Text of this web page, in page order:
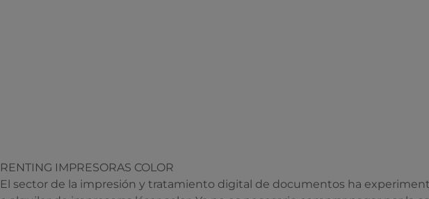
RENTING IMPRESORAS COLOR
El sector de la impresión y tratamiento digital de documentos ha